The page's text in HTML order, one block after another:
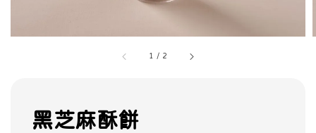
1 / 2
黑芝麻酥餅